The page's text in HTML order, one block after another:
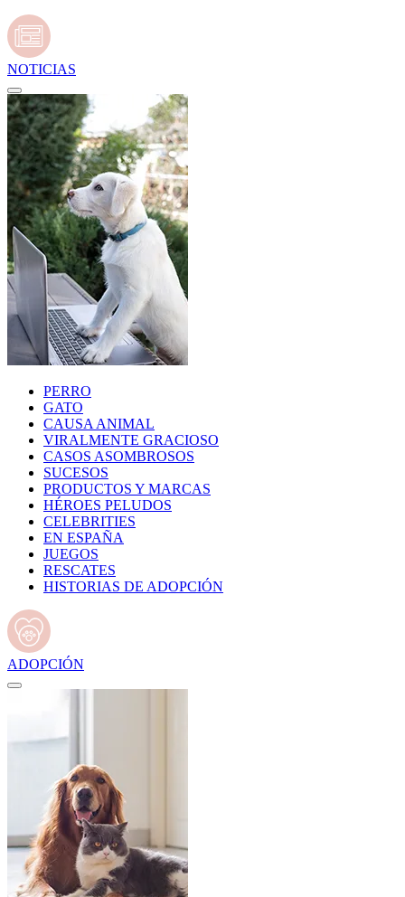
NOTICIAS
PERRO
GATO
CAUSA ANIMAL
VIRALMENTE GRACIOSO
CASOS ASOMBROSOS
SUCESOS
PRODUCTOS Y MARCAS
HÉROES PELUDOS
CELEBRITIES
EN ESPAÑA
JUEGOS
RESCATES
HISTORIAS DE ADOPCIÓN
ADOPCIÓN